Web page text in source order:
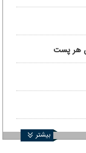
هر پست
بیشتر